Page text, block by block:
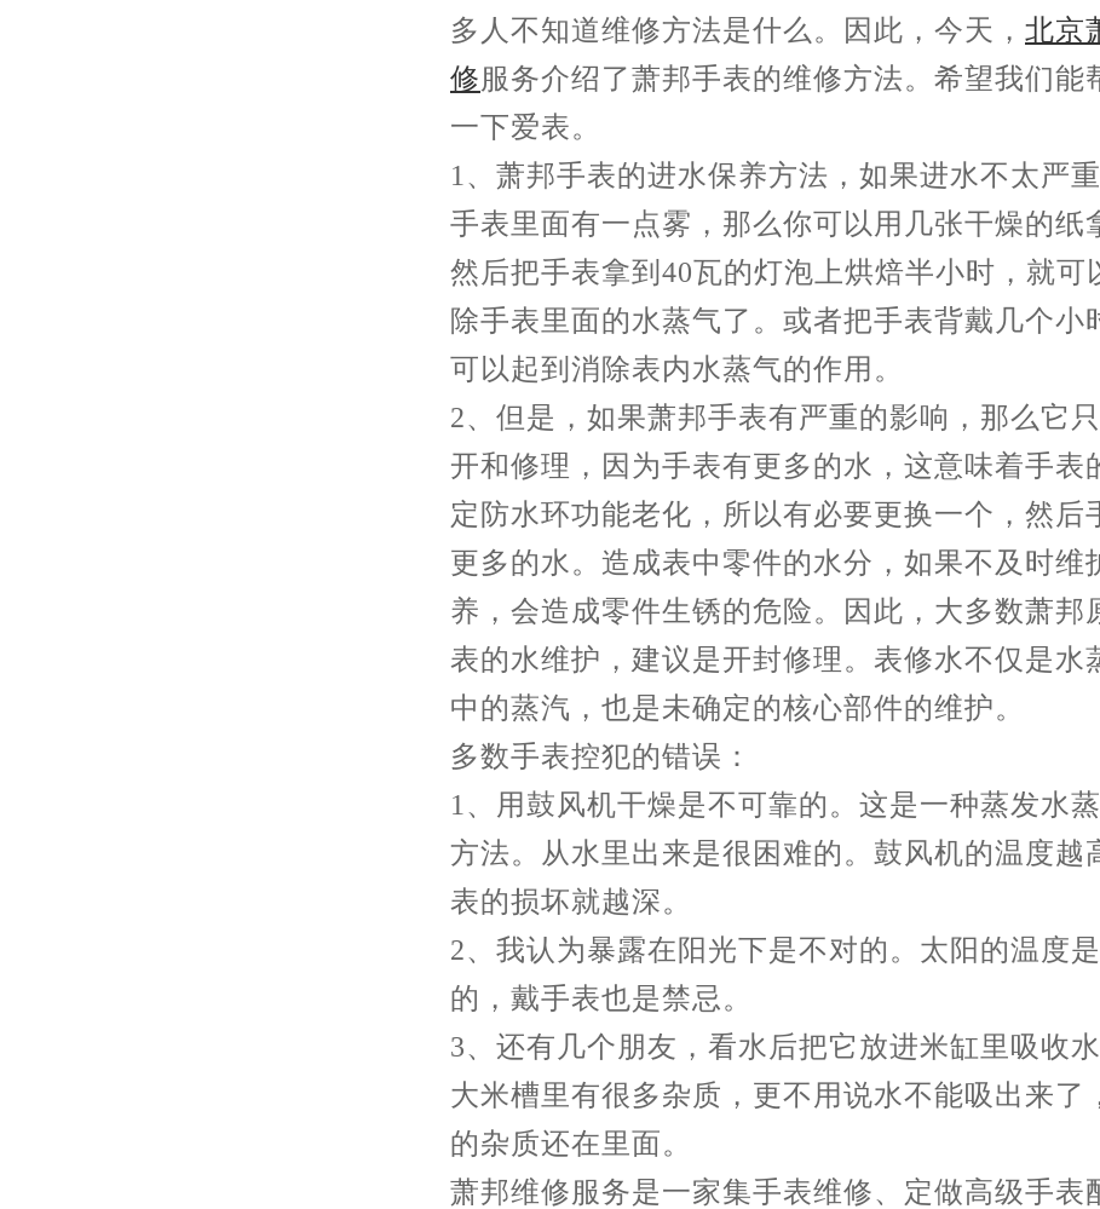
多人不知道维修方法是什么。因此，今天， 北京
修服务介绍了萧邦手表的维修方法。希望我们能
一下爱表。
1、萧邦手表的进水保养方法，如果进水不太严
手表里面有一点雾，那么你可以用几张干燥的纸
然后把手表拿到40瓦的灯泡上烘焙半小时，就可
除手表里面的水蒸气了。或者把手表背戴几个小
可以起到消除表内水蒸气的作用。
2、但是，如果萧邦手表有严重的影响，那么它
开和修理，因为手表有更多的水，这意味着手表
定防水环功能老化，所以有必要更换一个，然后
更多的水。造成表中零件的水分，如果不及时维
养，会造成零件生锈的危险。因此，大多数萧邦
表的水维护，建议是开封修理。表修水不仅是水
中的蒸汽，也是未确定的核心部件的维护。
多数手表控犯的错误：
1、用鼓风机干燥是不可靠的。这是一种蒸发水
方法。从水里出来是很困难的。鼓风机的温度越
表的损坏就越深。
2、我认为暴露在阳光下是不对的。太阳的温度
的，戴手表也是禁忌。
3、还有几个朋友，看水后把它放进米缸里吸收水
大米槽里有很多杂质，更不用说水不能吸出来了
的杂质还在里面。
萧邦维修服务是一家集手表维修、定做高级手表